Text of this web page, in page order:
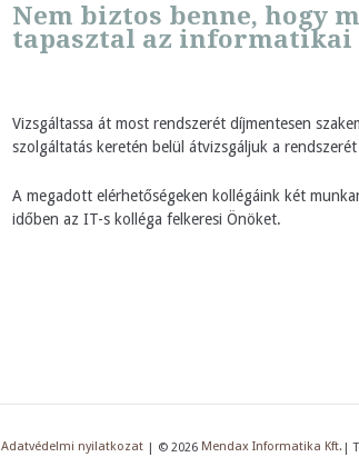
Nem biztos benne, hogy
tapasztal az informatikai
Vizsgáltassa át most rendszerét díjmentesen
szolgáltatás keretén belül átvizsgáljuk a
A megadott elérhetőségeken kollégáink két
időben az IT-s kolléga felkeresi Önöket.
Adatvédelmi nyilatkozat | © 2026 Mendax Informatika Kft. |